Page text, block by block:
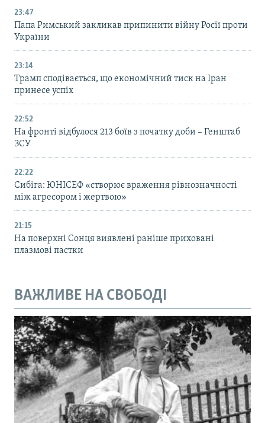
23:47
Папа Римський закликав припинити війну Росії проти
України
23:14
Трамп сподівається, що економічний тиск на Іран
принесе успіх
22:52
На фронті відбулося 213 боїв з початку доби – Генштаб
ЗСУ
22:22
Сибіга: ЮНІСЕФ «створює враження рівнозначності
між агресором і жертвою»
21:15
На поверхні Сонця виявлені раніше приховані
плазмові пастки
ВАЖЛИВЕ НА СВОБОДІ